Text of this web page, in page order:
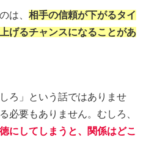
は、 相手の信頼が下がるタイ
げるチャンスになることがあ
ろ」という話ではありませ
必要もありません。むしろ、
にしてしまうと、関係はどこ